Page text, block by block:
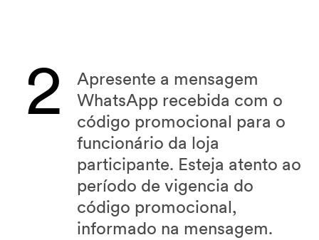
2
Apresente a mensagem
WhatsApp recebida com o
código promocional para o
funcionário da loja
participante. Esteja atento ao
período de vigencia do
código promocional,
informado na mensagem.